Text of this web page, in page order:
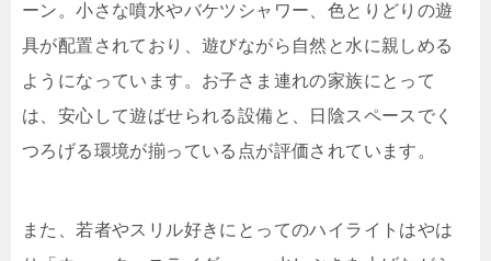
ーン。小さな噴水やバケツシャワー、色とりどりの遊
具が配置されており、遊びながら自然と水に親しめる
ようになっています。お子さま連れの家族にとって
は、安心して遊ばせられる設備と、日陰スペースでく
つろげる環境が揃っている点が評価されています。
また、若者やスリル好きにとってのハイライトはやは